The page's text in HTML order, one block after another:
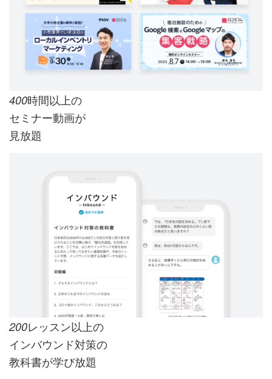
400時間以上の
セミナー動画が
見放題
200レッスン以上の
インバウンド対策の
教科書が学び放題